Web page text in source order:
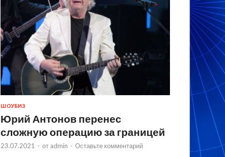
ШОУБИЗ
Юрий Антонов перенес
сложную операцию за границей
23.07.2021 - от admin - Оставьте комментарий